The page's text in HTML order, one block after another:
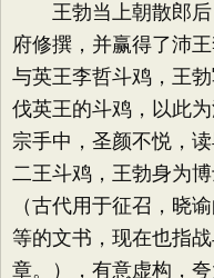
王勃当上朝散郎后
府修撰，并赢得了沛
与英王李哲斗鸡，王
伐英王的斗鸡，以此
宗手中，圣颜不悦，
二王斗鸡，王勃身为
（古代用于征召，晓
等的文书，现在也指
章。），有意虚构，